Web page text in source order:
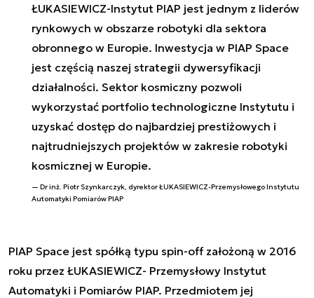
ŁUKASIEWICZ-Instytut PIAP jest jednym z liderów
rynkowych w obszarze robotyki dla sektora
obronnego w Europie. Inwestycja w PIAP Space
jest częścią naszej strategii dywersyfikacji
działalności. Sektor kosmiczny pozwoli
wykorzystać portfolio technologiczne Instytutu i
uzyskać dostęp do najbardziej prestiżowych i
najtrudniejszych projektów w zakresie robotyki
kosmicznej w Europie.
Dr inż. Piotr Szynkarczyk, dyrektor ŁUKASIEWICZ-Przemysłowego Instytutu
Automatyki Pomiarów PIAP
PIAP Space jest spółką typu spin-off założoną w 2016
roku przez ŁUKASIEWICZ- Przemysłowy Instytut
Automatyki i Pomiarów PIAP. Przedmiotem jej